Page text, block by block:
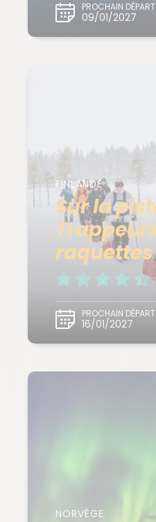
PROCHAIN DÉPART
09/01/2027
FINLANDE
Sur la
raquettes
PROCHAIN DÉPART
16/01/2027
NORVÈGE